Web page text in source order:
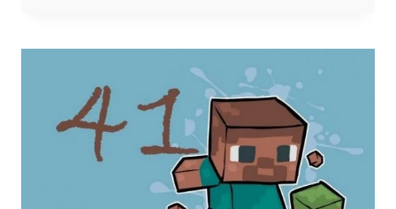
حليب
#45
45#
MINECRAFT
:
D7OOMY999